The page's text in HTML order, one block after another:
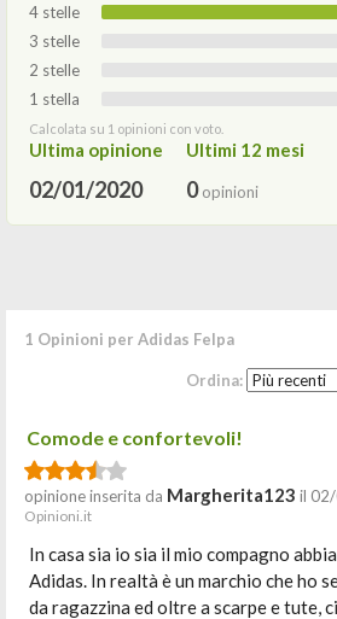
4 stelle
3 stelle
2 stelle
1 stella
Calcolata su 1 opinioni con voto.
Ultima opinione
02/01/2020
Ultimi 12 mesi
0opinioni
1 Opinioni per Adidas Felpa
Ordina:
Comode e confortevoli!
opinione inserita da Margherita123 il
Opinioni.it
In casa sia io sia il mio compagno
Adidas. In realtà è un marchio che ho
da ragazzina ed oltre a scarpe e tute,